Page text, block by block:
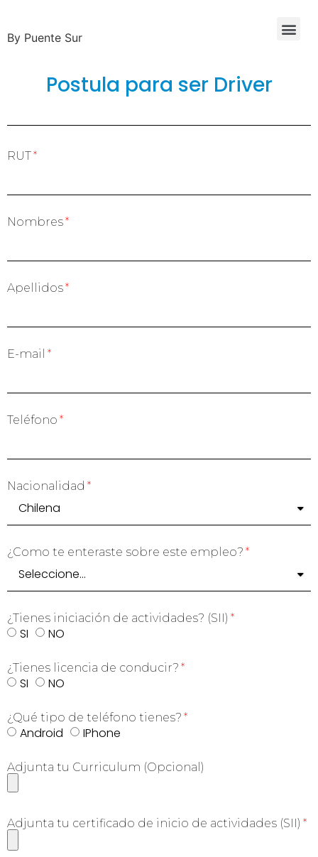
By Puente Sur
Postula para ser Driver
RUT
Nombres
Apellidos
E-mail
Teléfono
Nacionalidad
¿Como te enteraste sobre este empleo?
¿Tienes iniciación de actividades? (SII)
SI NO
¿Tienes licencia de conducir?
SI NO
¿Qué tipo de teléfono tienes?
Android IPhone
Adjunta tu Curriculum (Opcional)
Adjunta tu certificado de inicio de actividades (SII)